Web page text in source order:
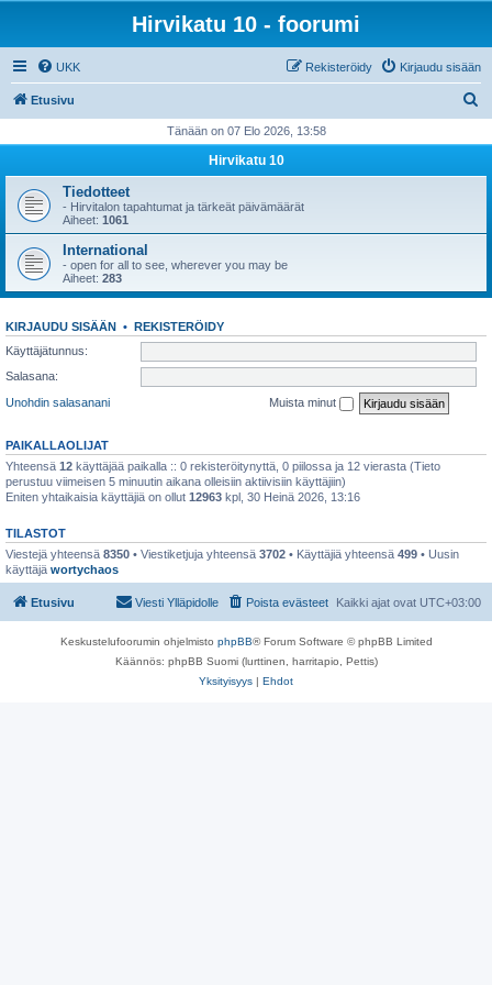
Hirvikatu 10 - foorumi
UKK Kirjaudu sisään
Rekisteröidy
Etusivu
i
Tänään on 07 Elo 2026, 13:58
Hirvikatu 10
Tiedotteet
- Hirvitalon tapahtumat ja tärkeät päivämäärät
Aiheet: 1061
International
- open for all to see, wherever you may be
Aiheet: 283
KIRJAUDU SISÄÄN • REKISTERÖIDY
Käyttäjätunnus:
Salasana:
Unohdin salasanani
Muista minut
PAIKALLAOLIJAT
Yhteensä 12 käyttäjää paikalla :: 0 rekisteröitynyttä, 0 piilossa ja 12 vierasta (Tieto
perustuu viimeisen 5 minuutin aikana olleisiin aktiivisiin käyttäjiin)
Eniten yhtaikaisia käyttäjiä on ollut 12963 kpl, 30 Heinä 2026, 13:16
TILASTOT
Viestejä yhteensä 8350 • Viestiketjuja yhteensä 3702 • Käyttäjiä yhteensä 499 • Uusin
käyttäjä wortychaos
Etusivu Kaikki ajat ovat UTC+03:00
Poista evästeet
Viesti Ylläpidolle
Keskustelufoorumin ohjelmisto phpBB® Forum Software © phpBB Limited
Käännös: phpBB Suomi (lurttinen, harritapio, Pettis)
Yksityisyys | Ehdot